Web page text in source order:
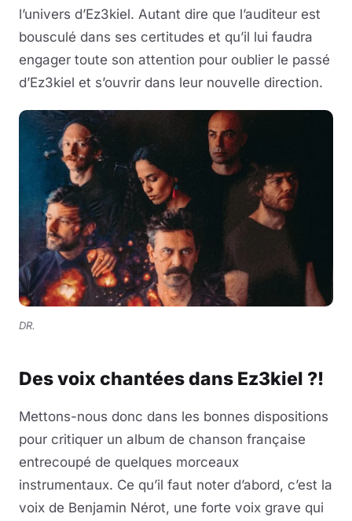
l’univers d’Ez3kiel. Autant dire que l’auditeur est
bousculé dans ses certitudes et qu’il lui faudra
engager toute son attention pour oublier le passé
d’Ez3kiel et s’ouvrir dans leur nouvelle direction.
DR.
Des voix chantées dans Ez3kiel ?!
Mettons-nous donc dans les bonnes dispositions
pour critiquer un album de chanson française
entrecoupé de quelques morceaux
instrumentaux. Ce qu’il faut noter d’abord, c’est la
voix de Benjamin Nérot, une forte voix grave qui